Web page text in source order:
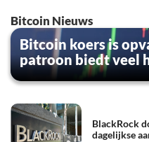
Bitcoin Nieuws
Bitcoin koers is
patroon biedt veel
BlackRock
dagelijkse